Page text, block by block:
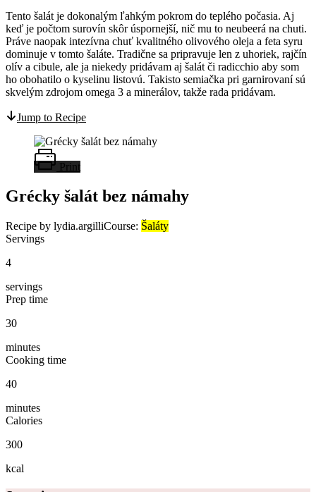
Tento šalát je dokonalým ľahkým pokrom do teplého počasia. Aj
keď je počtom surovín skôr úspornejší, nič mu to neubeerá na chuti.
Práve naopak intezívna chuť kvalitného olivového oleja a feta syru
dominuje v tomto šaláte. Tradične sa pripravuje len z uhoriek, rajčín
olív a cibule, ale ja niekedy pridávam aj šalát či radicchio aby som
ho obohatilo o kyselinu listovú. Takisto semiačka pri garnirovaní sú
skvelým zdrojom omega 3 a minerálov, takže rada pridávam.
Jump to Recipe
Print
Grécky šalát bez námahy
Recipe by lydia.argilliCourse: Šaláty
Servings
4
servings
Prep time
30
minutes
Cooking time
40
minutes
Calories
300
kcal